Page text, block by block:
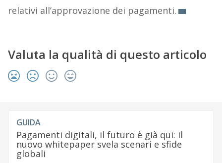
relativi all’approvazione dei pagamenti.
Valuta la qualità di questo articolo
GUIDA
Pagamenti digitali, il futuro è già qui: il
nuovo whitepaper svela scenari e sfide
globali